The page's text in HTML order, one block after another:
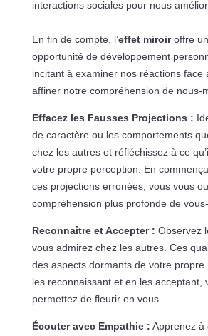
interactions sociales pour nous
En fin de compte, l’effet miroiroffre
opportunité de développement
incitant à examiner nos réactions face
affiner notre compréhension de nous-
Effacez les Fausses Projections :
de caractère ou les comportements
chez les autres et réfléchissez à ce
votre propre perception. En
ces projections erronées, vous vous
compréhension plus profonde de
Reconnaître et Accepter : Observez
vous admirez chez les autres. Ces
des aspects dormants de votre propre
les reconnaissant et en les acceptant,
permettez de fleurir en vous.
Écouter avec Empathie : Apprenez à